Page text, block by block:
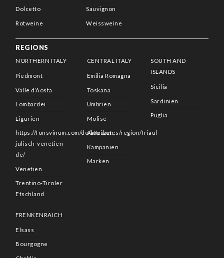
Dolcetto
Rotweine
Sauvignon
Weissweine
REGIONS
NORTHERN ITALY
Piedmont
Valle d’Aosta
Lombardei
Ligurien
https://fonsvinum.com/de/attributes/region/friaul-
julisch-venetien-
de/
Venetien
Trentino-Tiroler
Etschland
CENTRAL ITALY
Emilia Romagna
Toskana
Umbrien
Molise
Abruzzen
Kampanien
Marken
SOUTH AND
ISLANDS
Sicilia
Sardinien
Puglia
FRENKENRAICH
Elsass
Bourgogne